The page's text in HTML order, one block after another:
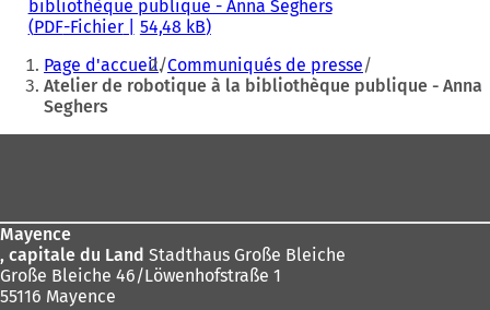
u
n
o
u
e
e
t
bibliothèque publique - Anna Seghers
PDF-Fichier 54,48 kB
Vous
êtes
:
Page d'accueil Communiqués de presse
Atelier de robotique à la bibliothèque publique - Anna
Seghers
Mayence
, capitale du Land Stadthaus Große Bleiche
Große Bleiche 46/Löwenhofstraße 1
55116 Mayence